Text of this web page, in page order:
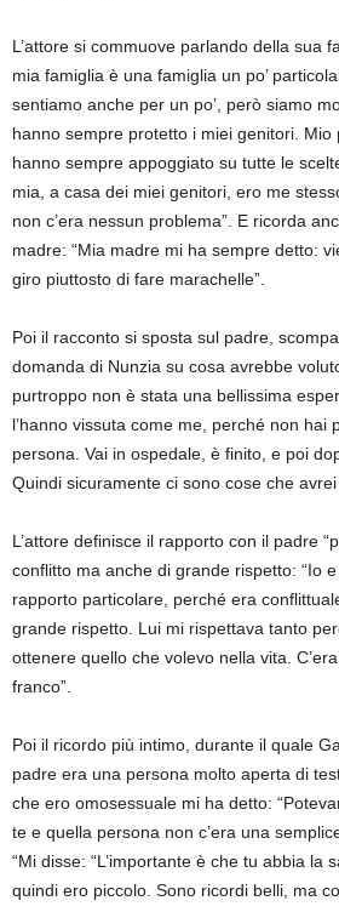
L’attore si commuove parlando della sua
mia famiglia è una famiglia un po’
sentiamo anche per un po’, però siamo
hanno sempre protetto i miei genitori.
hanno sempre appoggiato su tutte le
mia, a casa dei miei genitori, ero me
non c’era nessun problema”. E ricorda
madre: “Mia madre mi ha sempre detto:
giro piuttosto di fare marachelle”.
Poi il racconto si sposta sul padre,
domanda di Nunzia su cosa avrebbe
purtroppo non è stata una bellissima
l’hanno vissuta come me, perché non hai
persona. Vai in ospedale, è finito, e poi
Quindi sicuramente ci sono cose che
L’attore definisce il rapporto con il padre
conflitto ma anche di grande rispetto: “Io
rapporto particolare, perché era
grande rispetto. Lui mi rispettava tanto
ottenere quello che volevo nella vita.
franco”.
Poi il ricordo più intimo, durante il quale
padre era una persona molto aperta di
che ero omosessuale mi ha detto:
te e quella persona non c’era una
“Mi disse: “L’importante è che tu abbia la
quindi ero piccolo. Sono ricordi belli, ma